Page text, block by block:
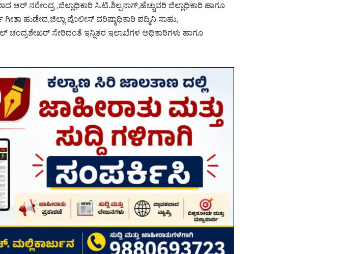
ಆರ್ ನರೇಂದ್ರ ,ಜಿಲ್ಲಾಧಿಕಾರಿ ಸಿ.ಟಿ.ಶಿಲ್ಪನಾಗ್,ಹೆಚ್ಚುವರಿ ಜಿಲ್ಲಾಧಿಕಾರಿ ಹಾಗೂ
ಹುಡೇದ,ಜಿಲ್ಲಾ ಪೊಲೀಸ್ ವರಿಷ್ಠಾಧಿಕಾರಿ ಪದ್ಮಿನಿ ಸಾಹು,
ಸೇರಿದಂತೆ ಇನ್ನಿತರ ಇಲಾಖೆಗಳ ಅಧಿಕಾರಿಗಳು ಹಾಗೂ